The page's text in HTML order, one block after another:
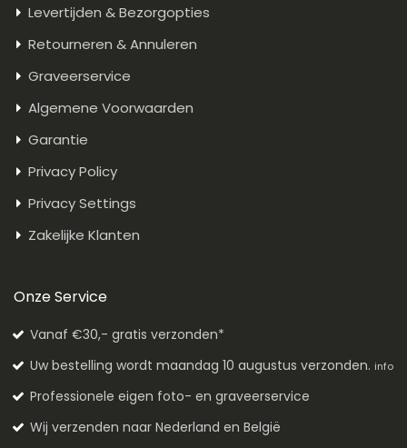
Levertijden & Bezorgopties
Retourneren & Annuleren
Graveerservice
Algemene Voorwaarden
Garantie
Privacy Policy
Privacy Settings
Zakelijke Klanten
Onze Service
Vanaf €30,- gratis verzonden*
Uw bestelling wordt maandag 10 augustus verzonden. info
Professionele eigen foto- en graveerservice
Wij verzenden naar Nederland en België